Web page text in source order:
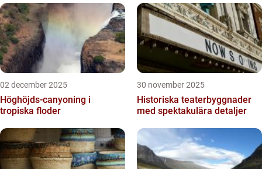
02 december 2025
Höghöjds-canyoning i
tropiska floder
30 november 2025
Historiska teaterbyggnader
med spektakulära detaljer